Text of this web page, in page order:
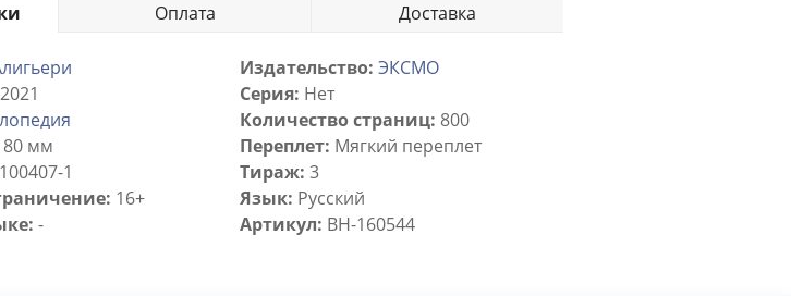
Оплата Доставка
Издательство: ЭКСМО
2021 Серия: Нет
Количество страниц: 800
мм Переплет: Мягкий переплет
1 Тираж: 3
16+ Язык: Русский
- Артикул: BH-160544